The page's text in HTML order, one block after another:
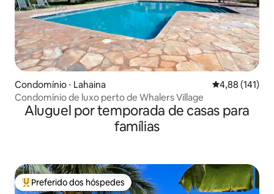
Condomínio ⋅ Lahaina 4,88 de uma
4,88 (141)
Condomínio de luxo perto de Whalers Village
Aluguel por temporada de casas para
famílias
Entre os melhores preferidos dos hóspedes
Preferido dos hóspedes